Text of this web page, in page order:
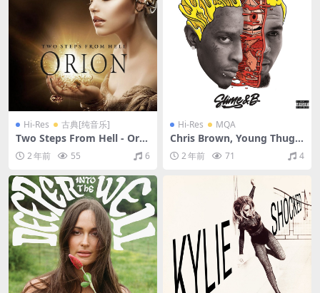
Hi-Res 古典[纯音乐]
Two Steps From Hell - Orio
n（2013/FLAC/分轨/957M）
(24bit/48kHz)
2 年前 55 6
Hi-Res MQA
Chris Brown, Young Thug -
Slime & B（2020/FLAC/分
轨/541M）(MQA/24bit/44.1
2 年前 71 4